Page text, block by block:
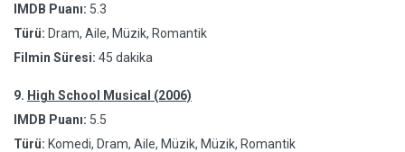
IMDB Puanı: 5.3
Türü: Dram, Aile, Müzik, Romantik
Filmin Süresi: 45 dakika
9. High School Musical (2006)
IMDB Puanı: 5.5
Türü: Komedi, Dram, Aile, Müzik, Müzik, Romantik